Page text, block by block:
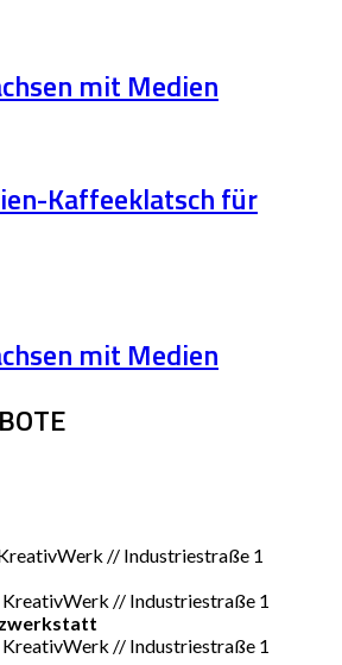
mit Medien
Kaffeeklatsch für
mit Medien
// Industriestraße 1
// Industriestraße 1
// Industriestraße 1